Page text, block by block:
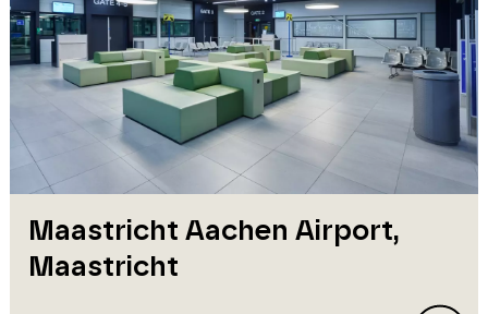
Maastricht Aachen Airport,
Maastricht